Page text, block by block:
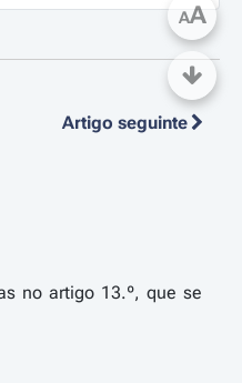
Artigo seguinte
no artigo 13.º, que se
AA